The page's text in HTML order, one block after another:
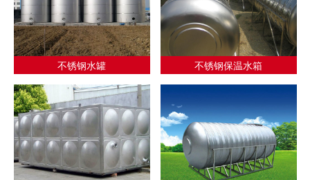
不锈钢水罐 不锈钢保温水箱